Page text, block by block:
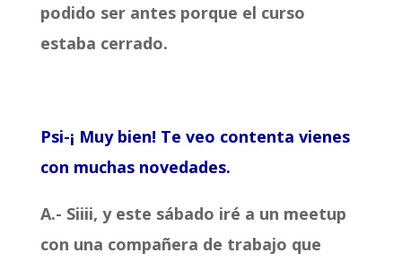
podido ser antes porque el curso
estaba cerrado.
Psi-¡ Muy bien! Te veo contenta vienes
con muchas novedades.
A.- Siiii, y este sábado iré a un meetup
con una compañera de trabajo que